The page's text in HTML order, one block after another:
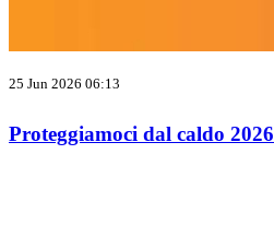
25 Jun 2026 06:13
Proteggiamoci dal caldo 2026